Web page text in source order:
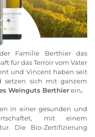
Familie Berthier das
für das Terroir vom Vater
und Vincent haben seit
setzen sich mit ganzem
Weinguts Berthier ein.
in einer gesunden und
mit einem
Die Bio-Zertifizierung